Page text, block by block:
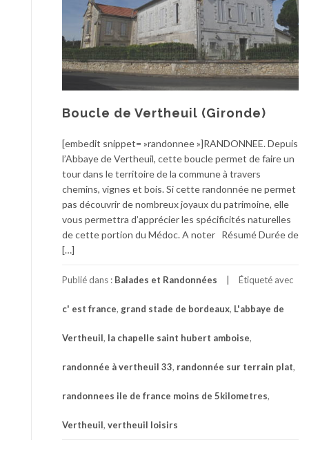
Boucle de Vertheuil (Gironde)
[embedit snippet= »randonnee »]RANDONNEE. Depuis
l’Abbaye de Vertheuil, cette boucle permet de faire un
tour dans le territoire de la commune à travers
chemins, vignes et bois. Si cette randonnée ne permet
pas découvrir de nombreux joyaux du patrimoine, elle
vous permettra d’apprécier les spécificités naturelles
de cette portion du Médoc. A noter Résumé Durée de
[…]
Publié dans : Balades et Randonnées Étiqueté avec
c' est france, grand stade de bordeaux, L'abbaye de
Vertheuil, la chapelle saint hubert amboise,
randonnée à vertheuil 33, randonnée sur terrain plat,
randonnees ile de france moins de 5kilometres,
Vertheuil, vertheuil loisirs